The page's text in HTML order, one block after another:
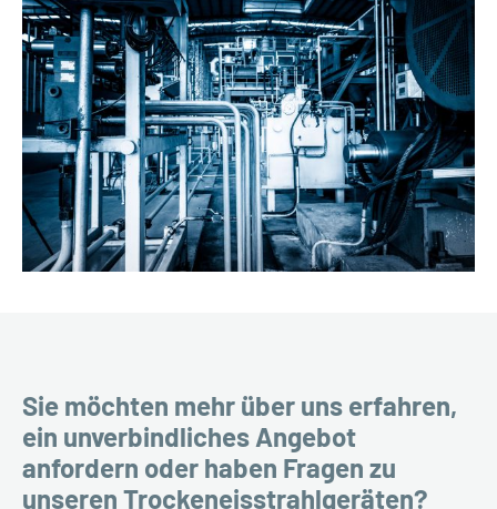
Sie möchten mehr über uns erfahren,
ein unverbindliches Angebot
anfordern oder haben Fragen zu
unseren Trockeneisstrahlgeräten?